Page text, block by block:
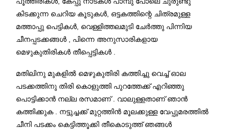
കിടക്കുന്ന ചെറിയ കൂടുകൾ, ഒട്ടകത്തിന്റെ ചിത്രമുള്ള
മത്താപ്പു പെട്ടികൾ, വെള്ളിത്തലമുടി ചേർത്തു പിന്നിയ
ചീനപ്പടക്കങ്ങൾ , പിന്നെ അനുസാരികളായ
മെഴുകുതിരികൾ തീപ്പെട്ടികൾ .
മതിലിനു മുകളിൽ മെഴുകുതിരി കത്തിച്ചു വെച്ച് ഓല
പടക്കത്തിനു തിരി കൊളുത്തി പുറത്തേക്ക് എറിഞ്ഞു
പൊട്ടിക്കാൻ നല്ല രസമാണ് . വാലുള്ളതാണ് ഞാൻ
കത്തിക്കുക . നട്ടുച്ചക്ക് മുറ്റത്തിൻ മൂലക്കുള്ള വേപ്പുമരത്തിൽ
ചീനി പടക്കം കെട്ടിത്തൂക്കി തീകൊടുത്ത് ഞങ്ങൾ